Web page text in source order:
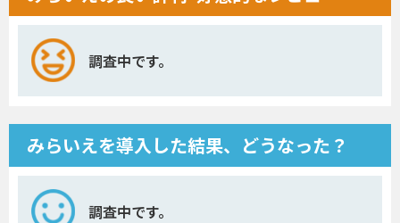
調査中です。
みらいえを導入した結果、どうなった？
調査中です。